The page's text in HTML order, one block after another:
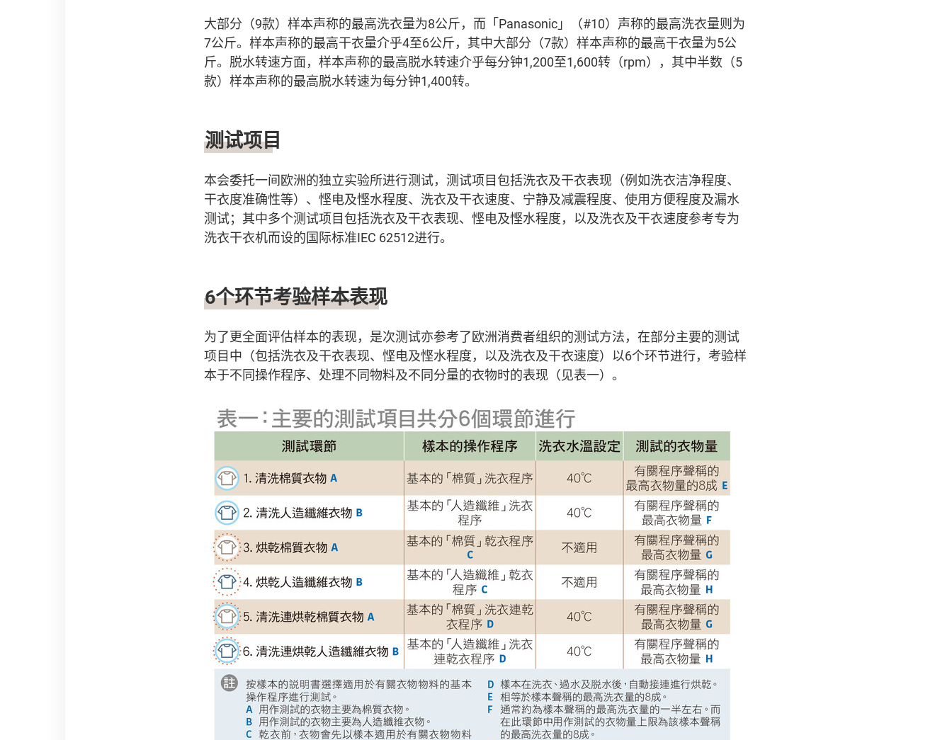
大部分（9款）样本声称的最高洗衣量为8公斤，而「Panasonic」（#10）声称的最高洗衣量则为
7公斤。样本声称的最高干衣量介乎4至6公斤，其中大部分（7款）样本声称的最高干衣量为5公
斤。脱水转速方面，样本声称的最高脱水转速介乎每分钟1,200至1,600转（rpm），其中半数（5
款）样本声称的最高脱水转速为每分钟1,400转。
测试项目
本会委托一间欧洲的独立实验所进行测试，测试项目包括洗衣及干衣表现（例如洗衣洁净程度、
干衣度准确性等）、悭电及悭水程度、洗衣及干衣速度、宁静及减震程度、使用方便程度及漏水
测试；其中多个测试项目包括洗衣及干衣表现、悭电及悭水程度，以及洗衣及干衣速度参考专为
洗衣干衣机而设的国际标准IEC 62512进行。
6个环节考验样本表现
为了更全面评估样本的表现，是次测试亦参考了欧洲消费者组织的测试方法，在部分主要的测试
项目中（包括洗衣及干衣表现、悭电及悭水程度，以及洗衣及干衣速度）以6个环节进行，考验样
本于不同操作程序、处理不同物料及不同分量的衣物时的表现（见表一）。